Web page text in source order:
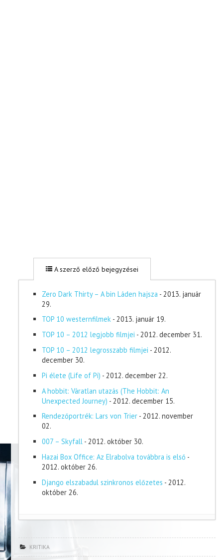
A szerző előző bejegyzései
Zero Dark Thirty – A bin Láden hajsza - 2013. január
29.
TOP 10 westernfilmek - 2013. január 19.
TOP 10 – 2012 legjobb filmjei - 2012. december 31.
TOP 10 – 2012 legrosszabb filmjei - 2012.
december 30.
Pi élete (Life of Pi) - 2012. december 22.
A hobbit: Váratlan utazás (The Hobbit: An
Unexpected Journey) - 2012. december 15.
Rendezőportrék: Lars von Trier - 2012. november
02.
007 – Skyfall - 2012. október 30.
Hazai Box Office: Az Elrabolva továbbra is első -
2012. október 26.
Django elszabadul szinkronos előzetes - 2012.
október 26.
KRITIKA